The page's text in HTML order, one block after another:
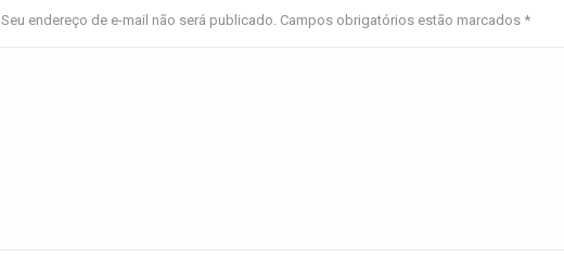
Seu endereço de e-mail não será publicado. Campos obrigatórios estão marcados *